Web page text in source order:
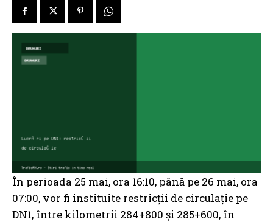
În perioada 25 mai, ora 16:10, până pe 26 mai, ora
07:00, vor fi instituite restricții de circulație pe
DN1, între kilometrii 284+800 și 285+600, în